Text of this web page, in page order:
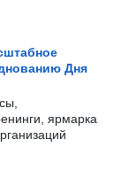
Дня
ярмарка